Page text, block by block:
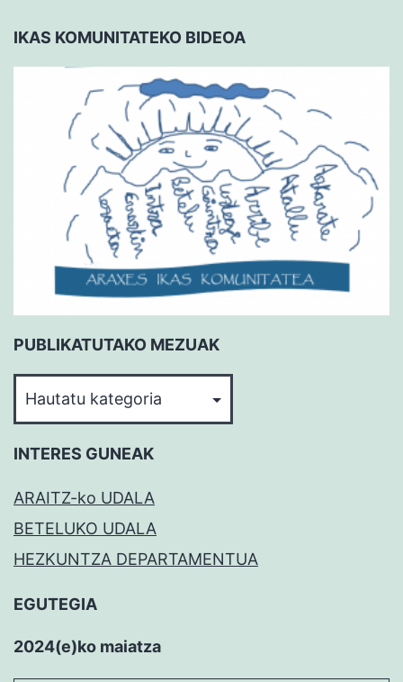
IKAS KOMUNITATEKO BIDEOA
PUBLIKATUTAKO MEZUAK
INTERES GUNEAK
ARAITZ-ko UDALA
BETELUKO UDALA
HEZKUNTZA DEPARTAMENTUA
EGUTEGIA
2024(e)ko maiatza